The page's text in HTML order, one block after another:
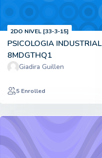
2DO NIVEL [33-3-15]
PSICOLOGIA INDUSTRIAL
8MDGTHQ1
Giadira Guillen
5 Enrolled